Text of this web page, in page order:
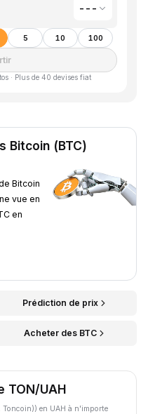
---
5 10 100
· Plus de 40 devises fiat
Bitcoin (BTC)
Bitcoin
vue en
en
Prédiction de prix
Acheter des BTC
TON/UAH
Toncoin)) en UAH à n'importe